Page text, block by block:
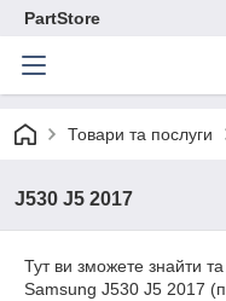
PartStore
Товари та послуги
J530 J5 2017
Тут ви зможете знайти
Samsung J530 J5 2017